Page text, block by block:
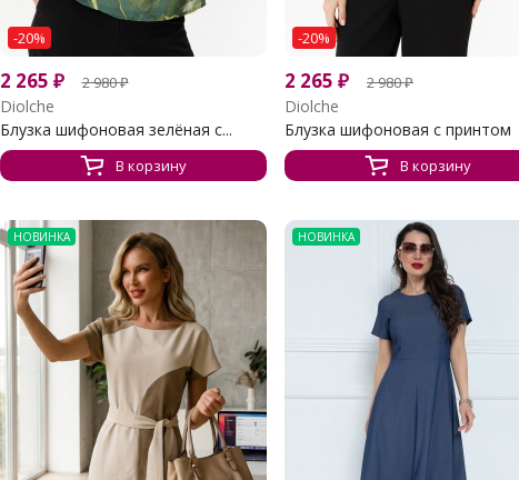
-20%
2 265 ₽ 2 980₽
Diolche
Блузка шифоновая зелёная с...
В корзину
-20%
2 265 ₽ 2 980₽
Diolche
Блузка шифоновая с принтом
В корзину
НОВИНКА НОВИНКА